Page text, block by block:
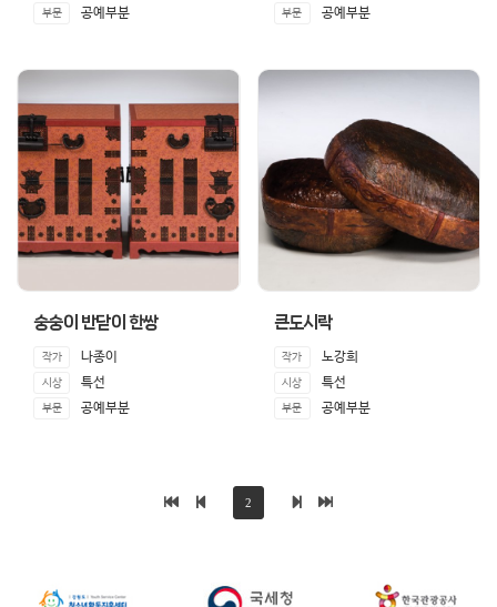
부문 공예부분 부문 공예부분
숭숭이 반닫이 한쌍
작가 나종이
시상 특선
부문 공예부분
큰도시락
작가 노강희
시상 특선
부문 공예부분
2